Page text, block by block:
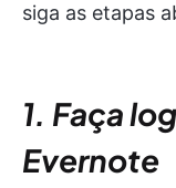
siga as etapas
1. Faça
Evernote